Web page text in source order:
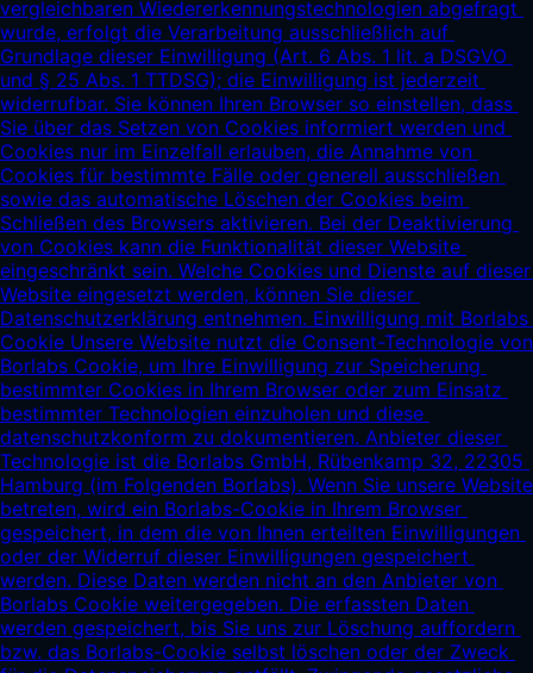
vergleichbaren Wiedererkennungstechnologien abgefragt
wurde, erfolgt die Verarbeitung ausschließlich auf
Grundlage dieser Einwilligung (Art. 6 Abs. 1 lit. a DSGVO
und § 25 Abs. 1 TTDSG); die Einwilligung ist jederzeit
widerrufbar. Sie können Ihren Browser so einstellen, dass
Sie über das Setzen von Cookies informiert werden und
Cookies nur im Einzelfall erlauben, die Annahme von
Cookies für bestimmte Fälle oder generell ausschließen
sowie das automatische Löschen der Cookies beim
Schließen des Browsers aktivieren. Bei der Deaktivierung
von Cookies kann die Funktionalität dieser Website
eingeschränkt sein. Welche Cookies und Dienste auf dieser
Website eingesetzt werden, können Sie dieser
Datenschutzerklärung entnehmen. Einwilligung mit Borlabs
Cookie Unsere Website nutzt die Consent-Technologie von
Borlabs Cookie, um Ihre Einwilligung zur Speicherung
bestimmter Cookies in Ihrem Browser oder zum Einsatz
bestimmter Technologien einzuholen und diese
datenschutzkonform zu dokumentieren. Anbieter dieser
Technologie ist die Borlabs GmbH, Rübenkamp 32, 22305
Hamburg (im Folgenden Borlabs). Wenn Sie unsere Website
betreten, wird ein Borlabs-Cookie in Ihrem Browser
gespeichert, in dem die von Ihnen erteilten Einwilligungen
oder der Widerruf dieser Einwilligungen gespeichert
werden. Diese Daten werden nicht an den Anbieter von
Borlabs Cookie weitergegeben. Die erfassten Daten
werden gespeichert, bis Sie uns zur Löschung auffordern
bzw. das Borlabs-Cookie selbst löschen oder der Zweck